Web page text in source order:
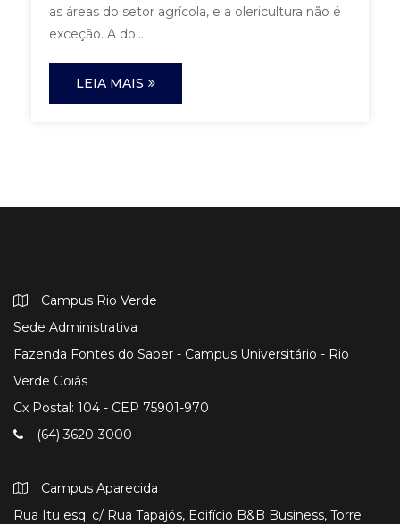
as áreas do setor agrícola, e a olericultura não é
exceção. A do...
LEIA MAIS
Campus Rio Verde
Sede Administrativa
Fazenda Fontes do Saber - Campus Universitário - Rio
Verde Goiás
Cx Postal: 104 - CEP 75901-970
(64) 3620-3000
Campus Aparecida
Rua Itu esq. c/ Rua Tapajós, Edifício B&B Business, Torre